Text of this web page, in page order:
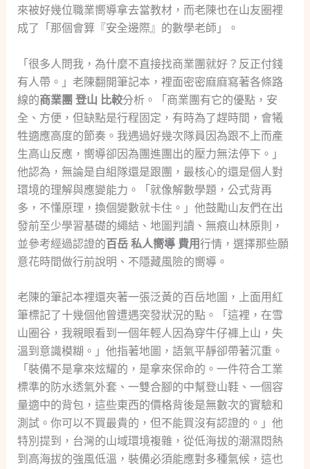
來被好幾位職業嚮導拿去當教材，而老陳也在山友圈裡
成了「那個會算『安全邊際』的數學老師」。
「很多人問我，為什麼不直接找商業團就好？反正付錢
有人帶。」老陳翻開筆記本，裡面密密麻麻寫著各條路
線的商業團 登山 比較分析。「商業團有它的優點，安
全、方便，但缺點是行程固定，有時為了趕時間，會犧
牲適應高度的節奏。我遇過好幾次隊員因為跟不上而產
生高山反應，嚮導卻因為團進團出的壓力無法停下。」
他認為，無論是自組隊還是跟團，最核心的還是個人對
環境的理解與應變能力。「就像解數學題，公式背再
多，不懂原理，換個變數就卡住。」他鼓勵山友們在出
發前至少學習基礎的繩結、地圖判讀、無痕山林原則，
並參考經過認證的百岳 私人嚮導 費用行情，選擇那些願
意花時間做行前說明、不隱藏風險的嚮導。
老陳的筆記本裡還夾著一張泛黃的百岳地圖，上面用紅
筆標記了十幾個他曾遭遇突發狀況的點。「這裡，在雪
山圈谷，我親眼看到一個年輕人因為穿牛仔褲上山，失
溫到意識模糊。」他指著地圖，語氣平靜卻帶著沉重。
「裝備不是拿來炫耀的，是拿來保命的。一件符合工業
標準的防水透氣外套、一雙合腳的中幫登山鞋、一個容
量適中的背包，這些東西的價格背後是無數次的實驗和
測試。你可以不買最貴的，但不能買沒有認證的。」他
特別提到，台灣的山域環境複雜，從低海拔的潮濕悶熱
到高海拔的強風低溫，裝備必須能應對多種氣候，這也